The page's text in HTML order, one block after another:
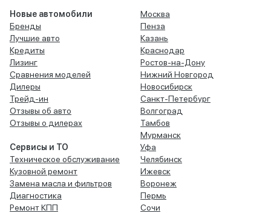
Новые автомобили
Бренды
Лучшие авто
Кредиты
Лизинг
Сравнения моделей
Дилеры
Трейд-ин
Отзывы об авто
Отзывы о дилерах
Сервисы и ТО
Техническое обслуживание
Кузовной ремонт
Замена масла и фильтров
Диагностика
Ремонт КПП
Москва
Пенза
Казань
Краснодар
Ростов-на-Дону
Нижний Новгород
Новосибирск
Санкт-Петербург
Волгоград
Тамбов
Мурманск
Уфа
Челябинск
Ижевск
Воронеж
Пермь
Сочи